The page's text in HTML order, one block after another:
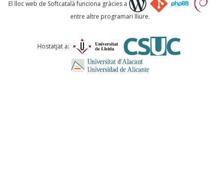
Comentari *
El lloc web de Softcatalà funciona gràcies a
entre altre programari lliure.
Hostatjat a: